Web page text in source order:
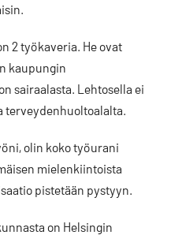
2 työkaveria. He ovat
kaupungin
sairaalasta. Lehtosella ei
terveydenhuoltoalalta.
olin koko työurani
mielenkiintoista
pistetään pystyyn.
on Helsingin